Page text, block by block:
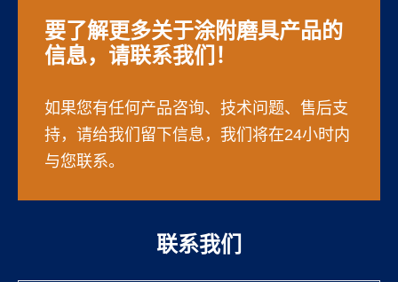
要了解更多关于涂附磨具产品的
信息，请联系我们！
如果您有任何产品咨询、技术问题、售后支
持，请给我们留下信息，我们将在24小时内
与您联系。
联系我们